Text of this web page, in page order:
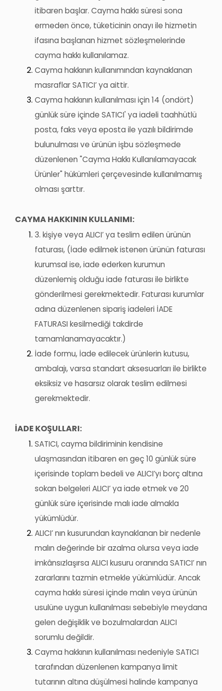
itibaren başlar. Cayma hakkı süresi sona
ermeden önce, tüketicinin onayı ile hizmetin
ifasına başlanan hizmet sözleşmelerinde
cayma hakkı kullanılamaz.
Cayma hakkının kullanımından kaynaklanan
masraflar SATICI’ ya aittir.
Cayma hakkının kullanılması için 14 (ondört)
günlük süre içinde SATICI' ya iadeli taahhütlü
posta, faks veya eposta ile yazılı bildirimde
bulunulması ve ürünün işbu sözleşmede
düzenlenen "Cayma Hakkı Kullanılamayacak
Ürünler" hükümleri çerçevesinde kullanılmamış
olması şarttır.
CAYMA HAKKININ KULLANIMI:
3. kişiye veya ALICI’ ya teslim edilen ürünün
faturası, (İade edilmek istenen ürünün faturası
kurumsal ise, iade ederken kurumun
düzenlemiş olduğu iade faturası ile birlikte
gönderilmesi gerekmektedir. Faturası kurumlar
adına düzenlenen sipariş iadeleri İADE
FATURASI kesilmediği takdirde
tamamlanamayacaktır.)
İade formu, İade edilecek ürünlerin kutusu,
ambalajı, varsa standart aksesuarları ile birlikte
eksiksiz ve hasarsız olarak teslim edilmesi
gerekmektedir.
İADE KOŞULLARI:
SATICI, cayma bildiriminin kendisine
ulaşmasından itibaren en geç 10 günlük süre
içerisinde toplam bedeli ve ALICI’yı borç altına
sokan belgeleri ALICI’ ya iade etmek ve 20
günlük süre içerisinde malı iade almakla
yükümlüdür.
ALICI’nın kusurundan kaynaklanan bir nedenle
malın değerinde bir azalma olursa veya iade
imkânsızlaşırsa ALICI kusuru oranında SATICI’nın
zararlarını tazmin etmekle yükümlüdür. Ancak
cayma hakkı süresi içinde malın veya ürünün
usulüne uygun kullanılması sebebiyle meydana
gelen değişiklik ve bozulmalardan ALICI
sorumlu değildir.
Cayma hakkının kullanılması nedeniyle SATICI
tarafından düzenlenen kampanya limit
tutarının altına düşülmesi halinde kampanya